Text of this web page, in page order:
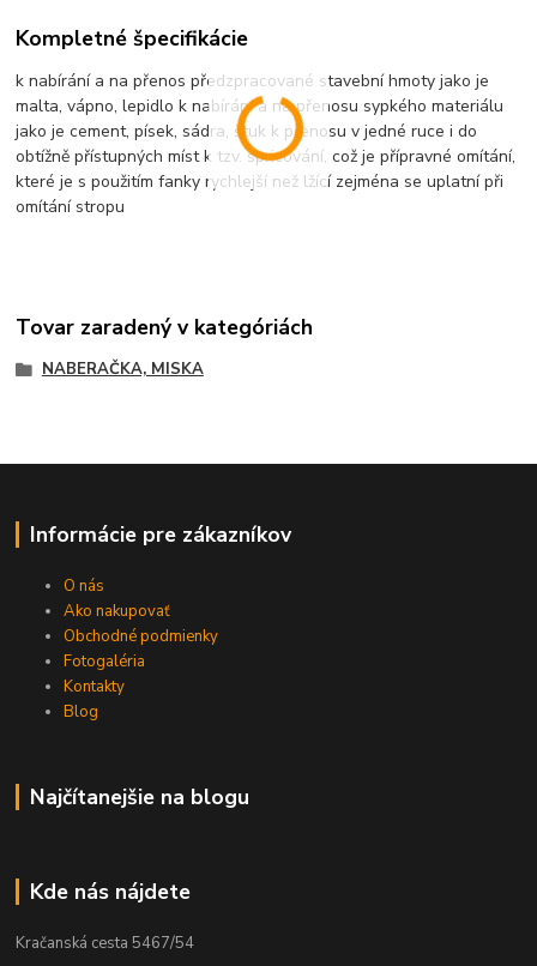
Kompletné špecifikácie
k nabírání a na přenos předzpracované stavební hmoty jako je
malta, vápno, lepidlo k nabírání a na přenosu sypkého materiálu
jako je cement, písek, sádra, štuk k přenosu v jedné ruce i do
obtížně přístupných míst k tzv. špricování, což je přípravné omítání,
které je s použitím fanky rychlejší než lžící zejména se uplatní při
omítání stropu
Tovar zaradený v kategóriách
NABERAČKA, MISKA
Informácie pre zákazníkov
O nás
Ako nakupovať
Obchodné podmienky
Fotogaléria
Kontakty
Blog
Najčítanejšie na blogu
Kde nás nájdete
Kračanská cesta 5467/54